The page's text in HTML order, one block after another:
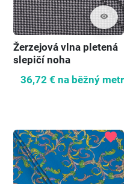
visibility
Žerzejová vlna pletená
slepičí noha
36,72 € na běžný metr
favorite